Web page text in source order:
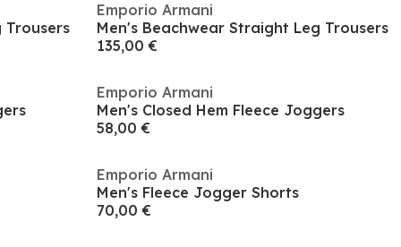
Trousers
Emporio Armani
Men's Beachwear Straight Leg Trousers
135,00 €
Emporio Armani
Men's Closed Hem Fleece Joggers
58,00 €
Emporio Armani
Men's Fleece Jogger Shorts
70,00 €